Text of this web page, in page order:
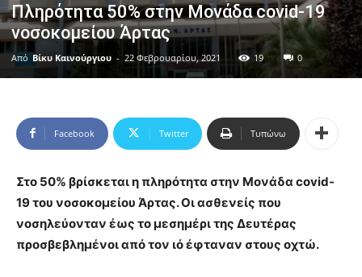
Πληρότητα 50% στην Μονάδα covid-19
νοσοκομείου Άρτας
Από Βίκυ Καινούργιου - 22 Φεβρουαρίου, 2021 19 0
Facebook Twitter Τυπώνω
Στο 50% βρίσκεται η πληρότητα στην Μονάδα covid-
19 του νοσοκομείου Άρτας. Οι ασθενείς που
νοσηλεύονταν έως το μεσημέρι της Δευτέρας
προσβεβλημένοι από τον ιό έφταναν στους οχτώ.